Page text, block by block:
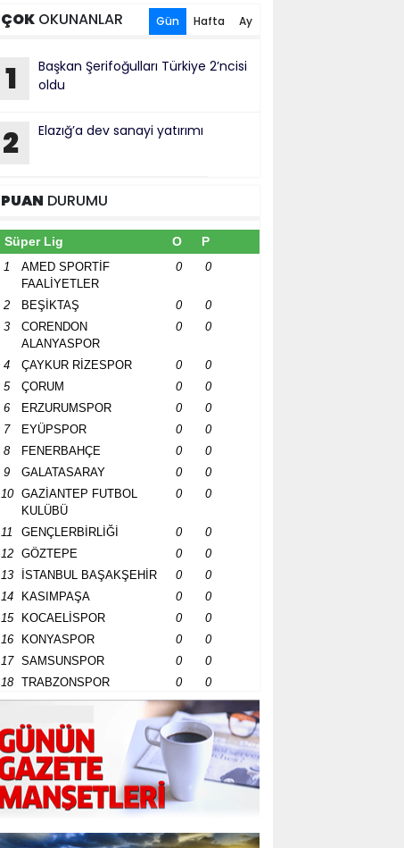
ÇOK OKUNANLAR Gün Hafta Ay
1
Başkan Şerifoğulları Türkiye 2’ncisi
oldu
2 Elazığ’a dev sanayi yatırımı
PUAN DURUMU
Süper Lig O P
1
AMED SPORTİF
FAALİYETLER
0 0
2 BEŞİKTAŞ 0
0
3
CORENDON
ALANYASPOR
0 0
4 ÇAYKUR RİZESPOR 0
0
5
ÇORUM 0
0
6
ERZURUMSPOR 0
0
7
EYÜPSPOR 0
0
8
FENERBAHÇE 0
0
9
GALATASARAY 0
0
10
GAZİANTEP FUTBOL
KULÜBÜ
0 0
11 GENÇLERBİRLİĞİ 0
0
12
GÖZTEPE 0
0
13
İSTANBUL BAŞAKŞEHİR 0
0
14
KASIMPAŞA 0
0
15
KOCAELİSPOR 0
0
16
KONYASPOR 0
0
17
SAMSUNSPOR 0
0
18
TRABZONSPOR 0 0